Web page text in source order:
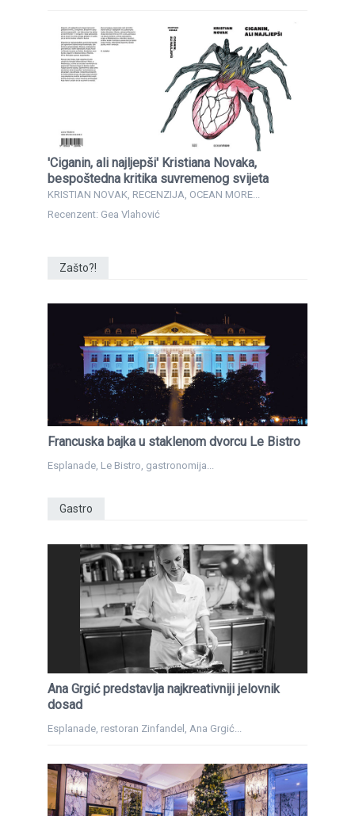
'Ciganin, ali najljepši' Kristiana Novaka,
bespoštedna kritika suvremenog svijeta
KRISTIAN NOVAK, RECENZIJA, OCEAN MORE...
Recenzent: Gea Vlahović
Zašto?!
Francuska bajka u staklenom dvorcu Le Bistro
Esplanade, Le Bistro, gastronomija...
Gastro
Ana Grgić predstavlja najkreativniji jelovnik
dosad
Esplanade, restoran Zinfandel, Ana Grgić...